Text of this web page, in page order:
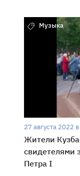
Музыка
27 августа 2022
Жители
свидетелями
Петра I